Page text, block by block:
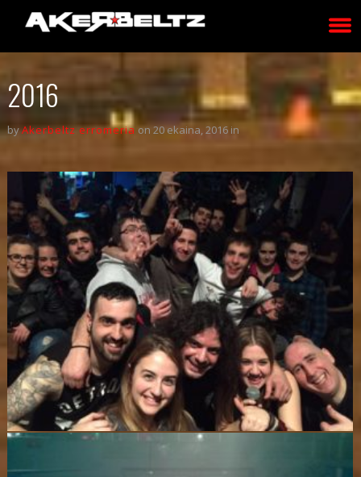
2016
byAkerbeltz erromeria on 20 ekaina, 2016 in